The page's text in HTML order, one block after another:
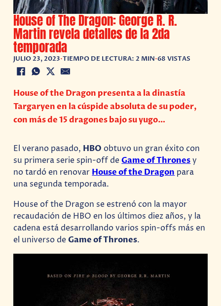
House of The Dragon: George R. R.
Martin revela detalles de la 2da
temporada
JULIO 23, 2023•TIEMPO DE LECTURA: 2 MIN•68 VISTAS
House of the Dragon presenta a la dinastía
Targaryen en la cúspide absoluta de su poder,
con más de 15 dragones bajo su yugo…
El verano pasado, HBO obtuvo un gran éxito con
su primera serie spin-off deGame of Thronesy
no tardó en renovar House of the Dragon para
una segunda temporada.
House of the Dragon se estrenó con la mayor
recaudación de HBO en los últimos diez años, y la
cadena está desarrollando varios spin-offs más en
el universo deGame of Thrones.